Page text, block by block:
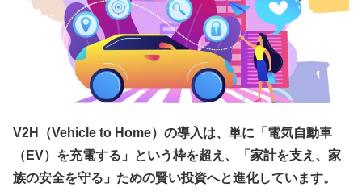
V2H（Vehicle to Home）の導入は、単に「電気自動車
（EV）を充電する」という枠を超え、
「家計を支え、家
族の安全を守る」ための賢い投資へと進化しています。